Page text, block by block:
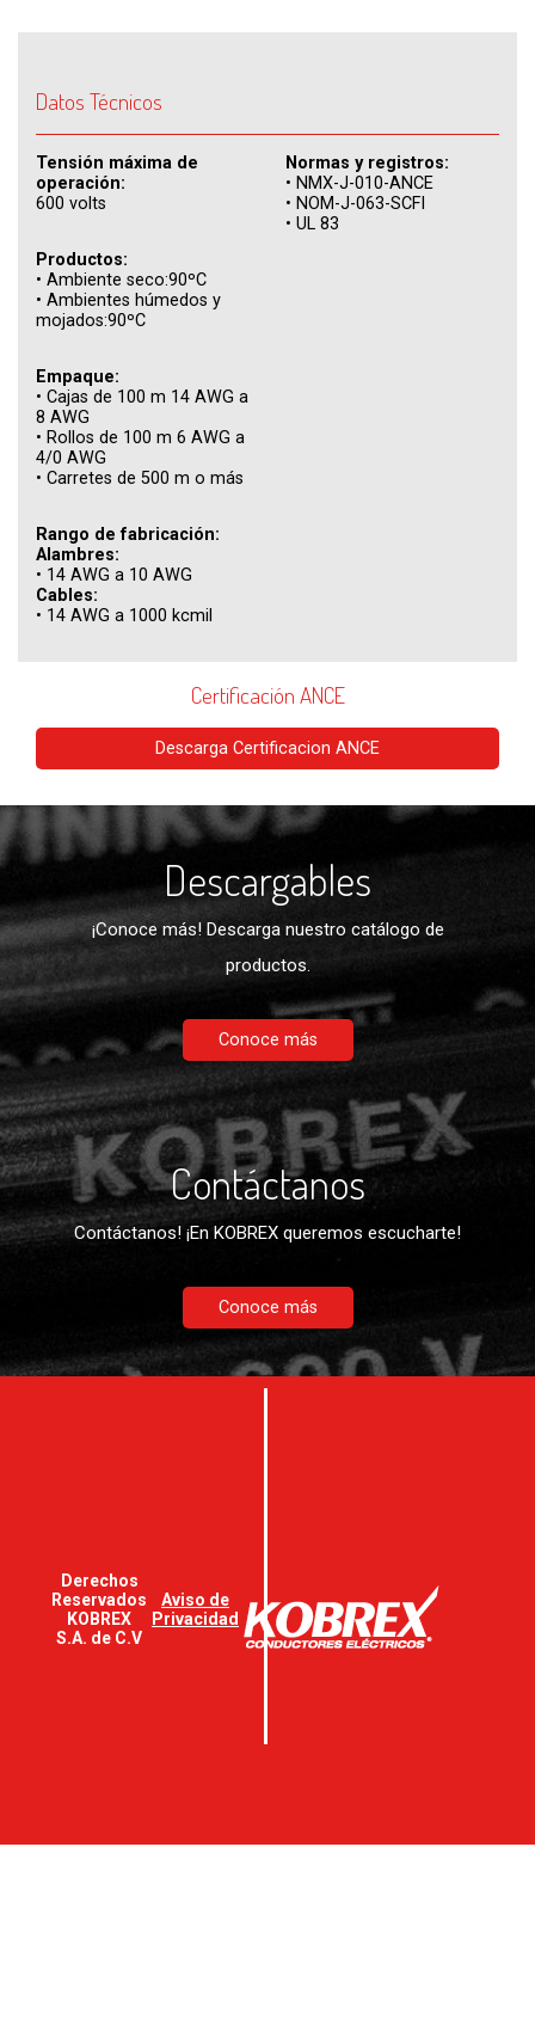
Datos Técnicos
Tensión máxima de
operación:
600 volts
Productos:
• Ambiente seco:90ºC
• Ambientes húmedos y
mojados:90ºC
Empaque:
• Cajas de 100 m 14 AWG a
8 AWG
• Rollos de 100 m 6 AWG a
4/0 AWG
• Carretes de 500 m o más
Normas y registros:
• NMX-J-010-ANCE
• NOM-J-063-SCFI
• UL 83
Rango de fabricación:
Alambres:
• 14 AWG a 10 AWG
Cables:
• 14 AWG a 1000 kcmil
Certificación ANCE
Descarga Certificacion ANCE
Descargables
¡Conoce más! Descarga nuestro catálogo de
productos.
Conoce más
Contáctanos
Contáctanos! ¡En KOBREX queremos escucharte!
Conoce más
Derechos
Reservados
KOBREX
S.A. de C.V
Aviso de
Privacidad